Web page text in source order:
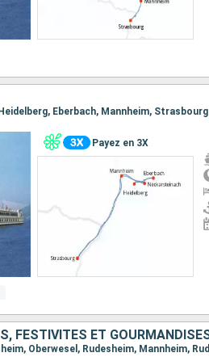
Eberbach, Mannheim, Strasbourg
Payez en 3X